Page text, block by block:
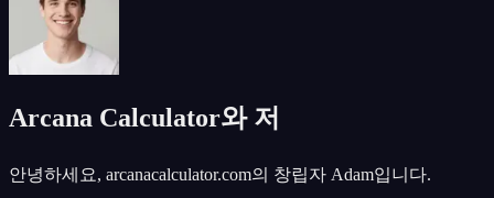
Arcana Calculator와 저
안녕하세요, arcanacalculator.com의 창립자 Adam입니다.